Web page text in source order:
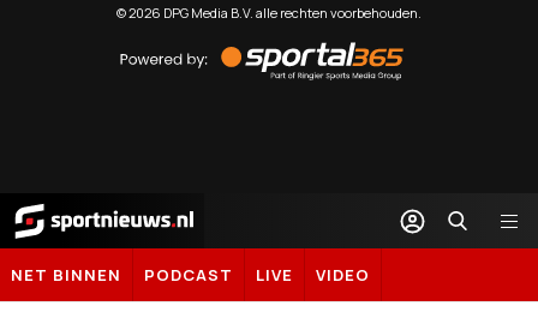
©2026 DPG Media B.V. alle rechten voorbehouden.
by
Sportal365
Sportnieuws.nl
NET BINNEN PODCAST LIVE VIDEO